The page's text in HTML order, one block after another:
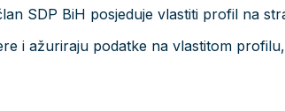
SDP BiH posjeduje vlastiti profil na
i ažuriraju podatke na vlastitom